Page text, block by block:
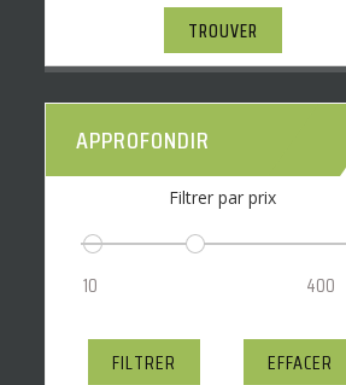
TROUVER
APPROFONDIR
Filtrer par prix
FILTRER EFFACER